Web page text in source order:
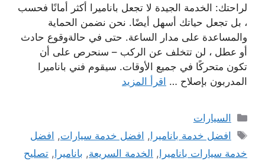
لراحتك: الخدمة الجيدة لا تجعل باناميرا أكثر أمانًا فحسب
، بل تجعل حياتك أسهل أيضًا. نحن نضمن الحماية
والمساعدة على مدار الساعة. حتى في حالةوقوع حادث
أو عطل ، لن تتخلف عن الركب – سنحرص على أن
تكون متحركًا في جميع الأوقات. سيقوم فني باناميرا
المدربون بإصلاح … اقرأ المزيد
التصنيفات
السيارات
الوسوم
افضل خدمة باناميرا , افضل خدمة سيارات, افضل
خدمة سيارات باناميرا , الخدمة السريعة, باناميرا , تصليح